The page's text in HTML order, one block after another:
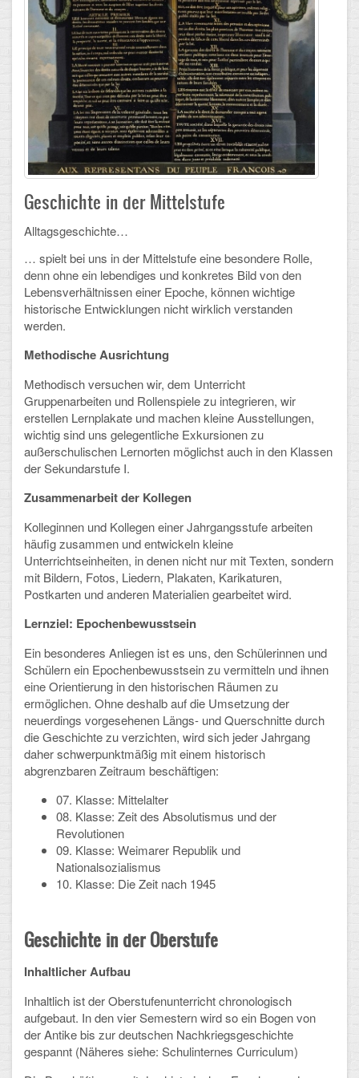
Schulalbum
SCHULLEBEN
Kollegium
Schulleitung
Schülervertretung
Gesamtelternvertretung
Sekretariat
Ganztagsschule
Schulsozialarbeit
Klima-Projekt
Elternchor
Förderverein
Schulzeitung: Der Gottfried
FÄCHER
Deutsch und Fremdsprachen
Ethik, Philosophie und Religion
Gesellschaftswissenschaften
Mathematik, Informatik und Naturwissenschaften
Musische Fächer
ORGANISATION
Abitur
Kurswahl 10. Kl.
Umwahl 11. Kl.
mPA
Wahlfächer
Geschichte in der Mittelstufe
Alltagsgeschichte…
… spielt bei uns in der Mittelstufe eine besondere Rolle,
denn ohne ein lebendiges und konkretes Bild von den
Lebensverhältnissen einer Epoche, können wichtige
historische Entwicklungen nicht wirklich verstanden
werden.
Methodische Ausrichtung
Methodisch versuchen wir, dem Unterricht
Gruppenarbeiten und Rollenspiele zu integrieren, wir
erstellen Lernplakate und machen kleine Ausstellungen,
wichtig sind uns gelegentliche Exkursionen zu
außerschulischen Lernorten möglichst auch in den Klassen
der Sekundarstufe I.
Zusammenarbeit der Kollegen
Kolleginnen und Kollegen einer Jahrgangsstufe arbeiten
häufig zusammen und entwickeln kleine
Unterrichtseinheiten, in denen nicht nur mit Texten, sondern
mit Bildern, Fotos, Liedern, Plakaten, Karikaturen,
Postkarten und anderen Materialien gearbeitet wird.
Lernziel: Epochenbewusstsein
Ein besonderes Anliegen ist es uns, den Schülerinnen und
Schülern ein Epochenbewusstsein zu vermitteln und ihnen
eine Orientierung in den historischen Räumen zu
ermöglichen. Ohne deshalb auf die Umsetzung der
neuerdings vorgesehenen Längs- und Querschnitte durch
die Geschichte zu verzichten, wird sich jeder Jahrgang
daher schwerpunktmäßig mit einem historisch
abgrenzbaren Zeitraum beschäftigen:
07. Klasse: Mittelalter
08. Klasse: Zeit des Absolutismus und der
Revolutionen
09. Klasse: Weimarer Republik und
Nationalsozialismus
10. Klasse: Die Zeit nach 1945
Geschichte in der Oberstufe
Inhaltlicher Aufbau
Inhaltlich ist der Oberstufenunterricht chronologisch
aufgebaut. In den vier Semestern wird so ein Bogen von
der Antike bis zur deutschen Nachkriegsgeschichte
gespannt (Näheres siehe: Schulinternes Curriculum)